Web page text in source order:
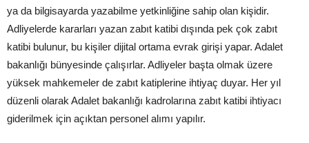
ya da bilgisayarda yazabilme yetkinliğine sahip olan kişidir.
Adliyelerde kararları yazan zabıt katibi dışında pek çok zabıt
katibi bulunur, bu kişiler dijital ortama evrak girişi yapar. Adalet
bakanlığı bünyesinde çalışırlar. Adliyeler başta olmak üzere
yüksek mahkemeler de zabıt katiplerine ihtiyaç duyar. Her yıl
düzenli olarak Adalet bakanlığı kadrolarına zabıt katibi ihtiyacı
giderilmek için açıktan personel alımı yapılır.